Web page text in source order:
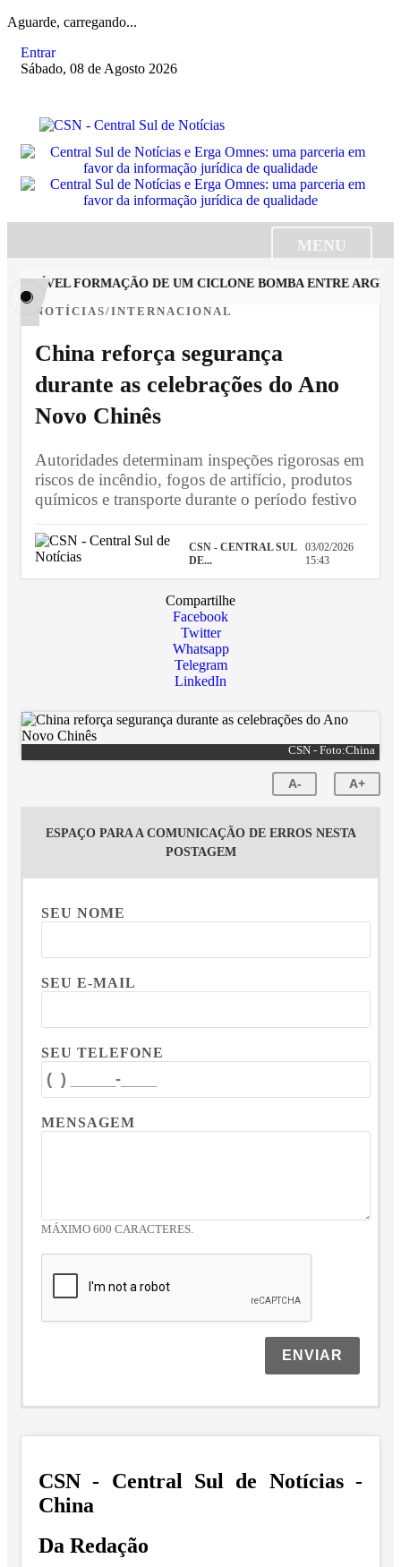
Aguarde, carregando...
Entrar
Sábado, 08 de Agosto 2026
MENU
FORMAÇÃO DE UM CICLONE BOMBA ENTRE
NOTÍCIAS/INTERNACIONAL
China reforça segurança
durante as celebrações do Ano
Novo Chinês
Autoridades determinam inspeções rigorosas em
riscos de incêndio, fogos de artifício, produtos
químicos e transporte durante o período festivo
CSN - CENTRAL SUL
DE...
03/02/2026
15:43
Compartilhe
Facebook
Twitter
Whatsapp
Telegram
LinkedIn
CSN - Foto:China
A- A+
ESPAÇO PARA A COMUNICAÇÃO DE ERROS NESTA
POSTAGEM
SEU NOME
SEU E-MAIL
SEU TELEFONE
MENSAGEM
MÁXIMO 600 CARACTERES.
ENVIAR
CSN - Central Sul de Notícias -
China
Da Redação